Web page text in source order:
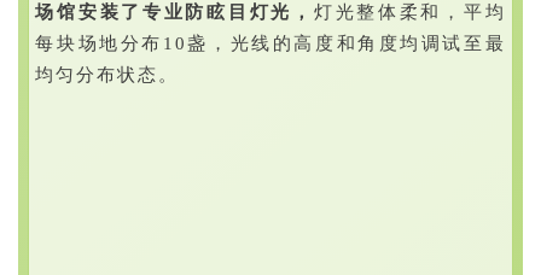
场馆安装了专业防眩目灯光， 灯光整体柔和，平均
每块场地分布10盏，光线的高度和角度均调试至最
均匀分布状态。